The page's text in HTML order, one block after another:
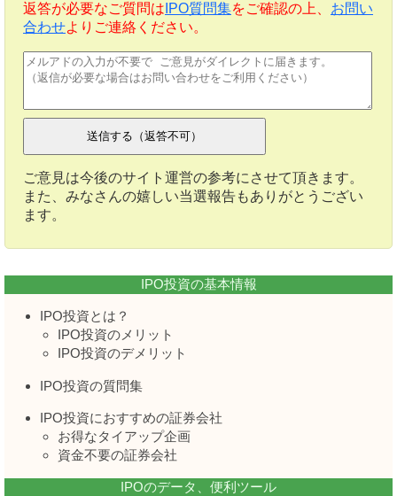
返答が必要なご質問は IPO質問集をご確認の上、 お問い
合わせよりご連絡ください。
ご意見は今後のサイト運営の参考にさせて頂きます。
また、みなさんの嬉しい当選報告もありがとうござい
ます。
IPO投資の基本情報
IPO投資とは？
IPO投資のメリット
IPO投資のデメリット
IPO投資の質問集
IPO投資におすすめの証券会社
お得なタイアップ企画
資金不要の証券会社
IPOのデータ、便利ツール